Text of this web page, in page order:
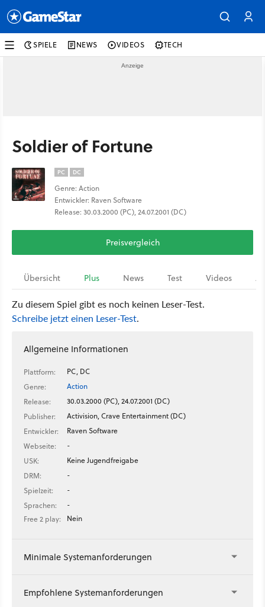
SPIELE NEWS VIDEOS TECH
Soldier of Fortune
PC DC
Genre: Action
Entwickler: Raven Software
Release: 30.03.2000 (PC), 24.07.2001 (DC)
Preisvergleich
Übersicht Plus News Test Videos
Zu diesem Spiel gibt es noch keinen Leser-Test.
Schreibe jetzt einen Leser-Test.
Allgemeine Informationen
Plattform:
PC, DC
Genre:
Action
Release:
30.03.2000 (PC), 24.07.2001 (DC)
Publisher:
Activision, Crave Entertainment (DC)
Entwickler:
Raven Software
Webseite:
-
USK:
Keine Jugendfreigabe
DRM:
-
Spielzeit:
-
Sprachen:
-
Free 2 play:
Nein
Minimale Systemanforderungen
Empfohlene Systemanforderungen